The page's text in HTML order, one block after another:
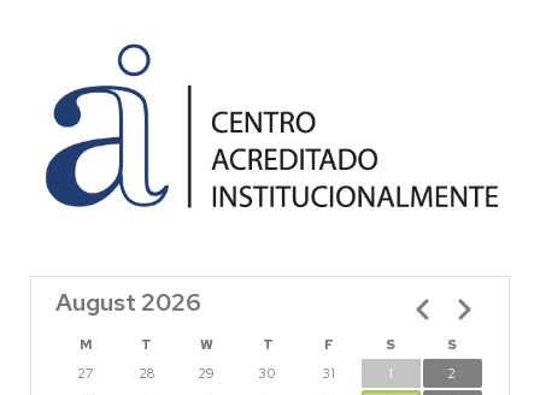
August 2026
M T W T F S
S
27
28 29 30 31 1
2
Pagination